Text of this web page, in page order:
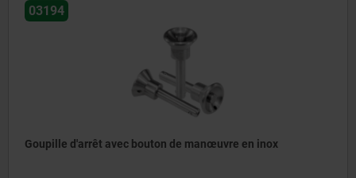
03194
Goupille d'arrêt avec bouton de manœuvre en inox